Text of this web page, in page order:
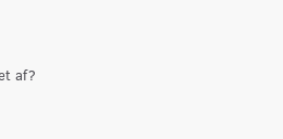
af?